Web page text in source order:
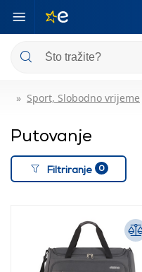
Sport, Slobodno vrijeme
Putovanje
Filtriranje 0